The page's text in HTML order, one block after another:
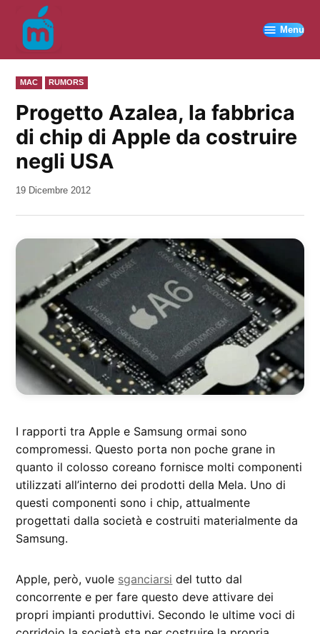
contenuto
Menu
PUBBLICATO
IN
MAC RUMORS
Progetto Azalea, la fabbrica
di chip di Apple da costruire
negli USA
da
19 Dicembre 2012
I rapporti tra Apple e Samsung ormai sono
compromessi. Questo porta non poche grane in
quanto il colosso coreano fornisce molti componenti
utilizzati all’interno dei prodotti della Mela. Uno di
questi componenti sono i chip, attualmente
progettati dalla società e costruiti materialmente da
Samsung.
Apple, però, vuole sganciarsi del tutto dal
concorrente e per fare questo deve attivare dei
propri impianti produttivi. Secondo le ultime voci di